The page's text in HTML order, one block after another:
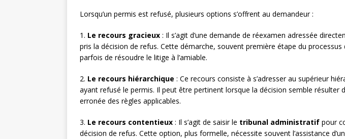
Lorsqu’un permis est refusé, plusieurs options s’offrent au demandeur :
1. Le recours gracieux : Il s’agit d’une demande de réexamen adressée
pris la décision de refus. Cette démarche, souvent première étape du
parfois de résoudre le litige à l’amiable.
2. Le recours hiérarchique : Ce recours consiste à s’adresser au supérieur
ayant refusé le permis. Il peut être pertinent lorsque la décision semble résulter
erronée des règles applicables.
3. Le recours contentieux : Il s’agit de saisir le tribunal administratif pour
décision de refus. Cette option, plus formelle, nécessite souvent l’assistance